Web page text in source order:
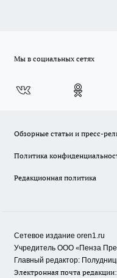
Мы в социальных сетях
Обзорные статьи и пресс-
Политика
Редакционная политика
Сетевое издание oren1.ru
Учредитель ООО «Пенза
Главный редактор:
Электронная почта редакции: